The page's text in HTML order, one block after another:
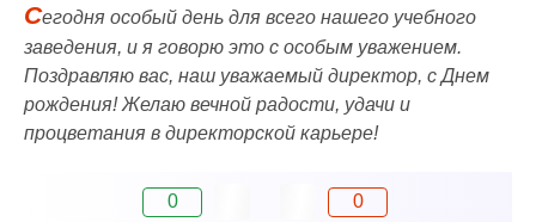
Сегодня особый день для всего нашего учебного
заведения, и я говорю это с особым уважением.
Поздравляю вас, наш уважаемый директор, с Днем
рождения! Желаю вечной радости, удачи и
процветания в директорской карьере!
0 0